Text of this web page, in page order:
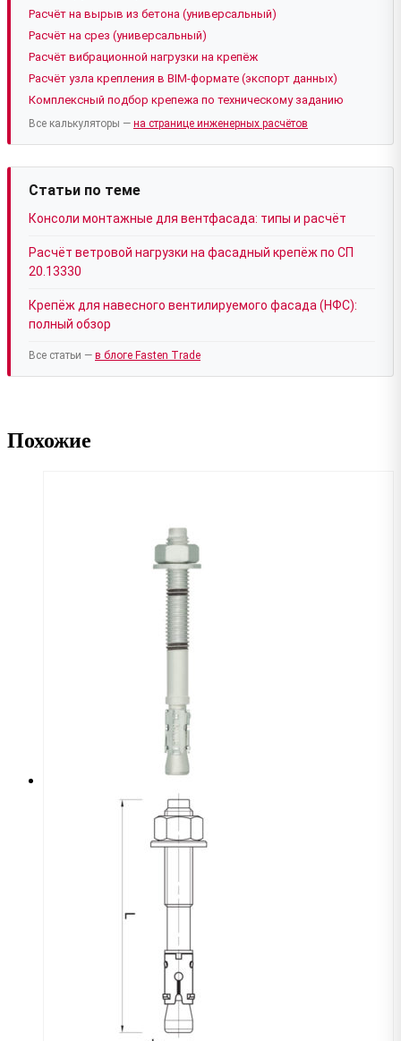
Расчёт на вырыв из бетона (универсальный)
Расчёт на срез (универсальный)
Расчёт вибрационной нагрузки на крепёж
Расчёт узла крепления в BIM-формате (экспорт данных)
Комплексный подбор крепежа по техническому заданию
Все калькуляторы — на странице инженерных расчётов
Статьи по теме
Консоли монтажные для вентфасада: типы и расчёт
Расчёт ветровой нагрузки на фасадный крепёж по СП
20.13330
Крепёж для навесного вентилируемого фасада (НФС):
полный обзор
Все статьи — в блоге Fasten Trade
Похожие